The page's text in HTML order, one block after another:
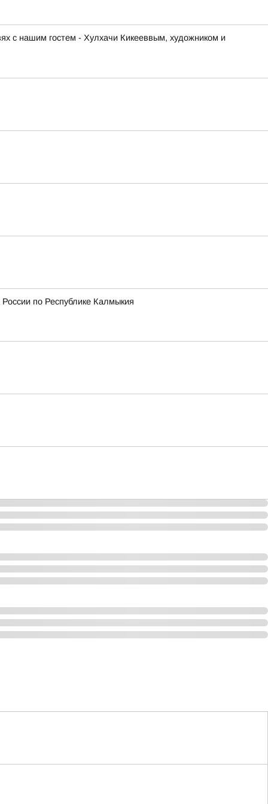
с нашим гостем - Хулхачи Кикееввым, художником и
по Республике Калмыкия